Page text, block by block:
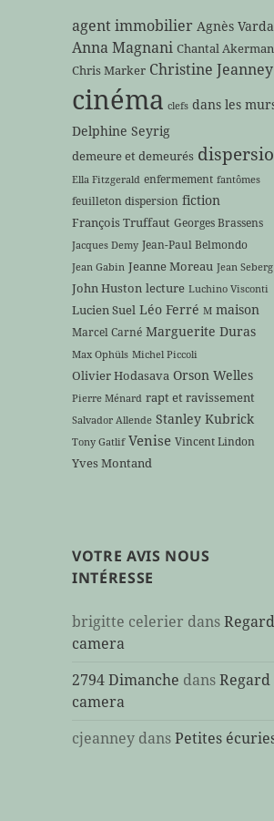
agent immobilier Agnès Varda
Anna Magnani Chantal Akerman
Chris Marker Christine Jeanney
cinéma clefs dans les
Delphine Seyrig
demeure et demeurés
Ella Fitzgerald enfermement fantômes
feuilleton dispersion fiction
François Truffaut Georges Brassens
Jacques Demy Jean-Paul Belmondo
Jean Gabin Jeanne Moreau Jean Seberg
John Huston lecture Luchino Visconti
Lucien Suel Léo Ferré M maison
Marcel Carné Marguerite Duras
Max Ophüls Michel Piccoli
Olivier Hodasava Orson Welles
Pierre Ménard rapt et ravissement
Salvador Allende Stanley Kubrick
Tony Gatlif Venise Vincent Lindon
Yves Montand
VOTRE AVIS NOUS
INTÉRESSE
brigitte celerier dansRegard
camera
2794 Dimanche dansRegard
camera
cjeanney dansPetites